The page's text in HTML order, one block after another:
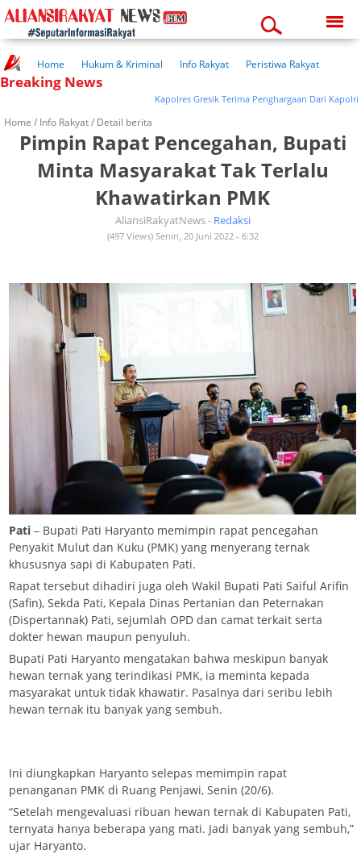
10:36:35 pm
Home Hukum & Kriminal Info Rakyat
Peristiwa Rakyat
Kuliner Rakyat
Wisata Rakyat
Breaking News
Kapolres Gresik Terima Penghargaan Dari Kapolri
Home / Info Rakyat/ Detail berita
Pimpin Rapat Pencegahan, Bupati
Minta Masyarakat Tak Terlalu
Khawatirkan PMK
AliansiRakyatNews - Redaksi
(497 Views) Senin, 20 Juni 2022 - 6:32
Pati – Bupati Pati Haryanto memimpin rapat pencegahan
Penyakit Mulut dan Kuku (PMK) yang menyerang ternak
khususnya sapi di Kabupaten Pati.
Rapat tersebut dihadiri juga oleh Wakil Bupati Pati Saiful Arifin
(Safin), Sekda Pati, Kepala Dinas Pertanian dan Peternakan
(Dispertannak) Pati, sejumlah OPD dan camat terkait serta
dokter hewan maupun penyuluh.
Bupati Pati Haryanto mengatakan bahwa meskipun banyak
hewan ternak yang terindikasi PMK, ia meminta kepada
masyarakat untuk tidak khawatir. Pasalnya dari seribu lebih
hewan ternak itu banyak yang sembuh.
Ini diungkapkan Haryanto selepas memimpin rapat
penanganan PMK di Ruang Penjawi, Senin (20/6).
“Setelah mengevaluasi ribuan hewan ternak di Kabupaten Pati,
ternyata hanya beberapa yang mati. Jadi banyak yang sembuh,”
ujar Haryanto.